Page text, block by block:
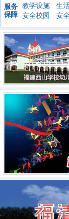
服务
保障
教学设施 生
安全校园
安